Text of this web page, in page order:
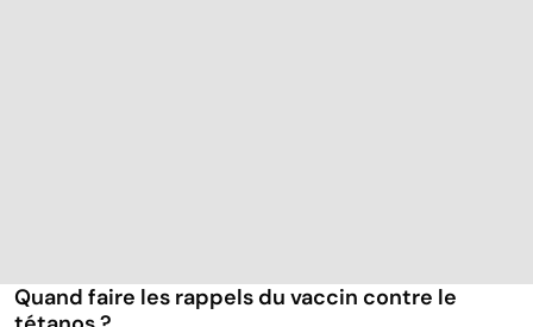
Quand faire les rappels du vaccin contre le